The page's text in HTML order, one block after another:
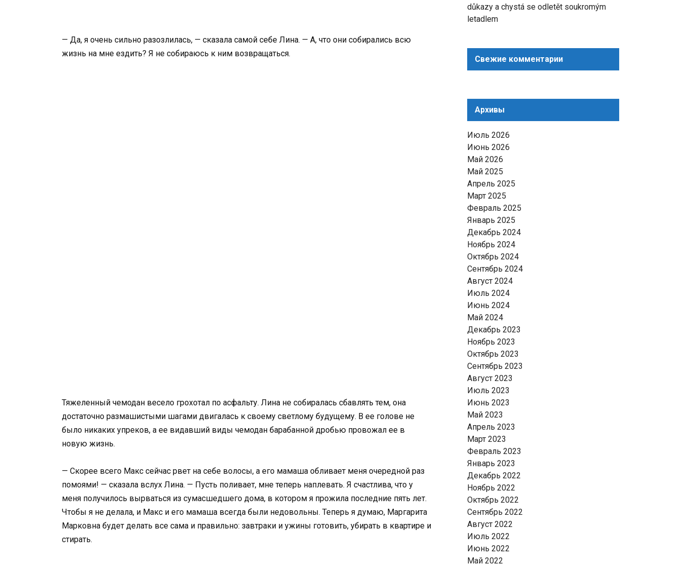
— Да, я очень сильно разозлилась, — сказала самой себе Лина. — А, что они собирались всю
жизнь на мне ездить? Я не собираюсь к ним возвращаться.
Тяжеленный чемодан весело грохотал по асфальту. Лина не собиралась сбавлять тем, она
достаточно размашистыми шагами двигалась к своему светлому будущему. В ее голове не
было никаких упреков, а ее видавший виды чемодан барабанной дробью провожал ее в
новую жизнь.
— Скорее всего Макс сейчас рвет на себе волосы, а его мамаша обливает меня очередной раз
помоями! — сказала вслух Лина. — Пусть поливает, мне теперь наплевать. Я счастлива, что у
меня получилось вырваться из сумасшедшего дома, в котором я прожила последние пять лет.
Чтобы я не делала, и Макс и его мамаша всегда были недовольны. Теперь я думаю, Маргарита
Марковна будет делать все сама и правильно: завтраки и ужины готовить, убирать в квартире и
стирать.
důkazy a chystá se odletět soukromým
letadlem
Свежие комментарии
Архивы
Июль 2026
Июнь 2026
Май 2026
Май 2025
Апрель 2025
Март 2025
Февраль 2025
Январь 2025
Декабрь 2024
Ноябрь 2024
Октябрь 2024
Сентябрь 2024
Август 2024
Июль 2024
Июнь 2024
Май 2024
Декабрь 2023
Ноябрь 2023
Октябрь 2023
Сентябрь 2023
Август 2023
Июль 2023
Июнь 2023
Май 2023
Апрель 2023
Март 2023
Февраль 2023
Январь 2023
Декабрь 2022
Ноябрь 2022
Октябрь 2022
Сентябрь 2022
Август 2022
Июль 2022
Июнь 2022
Май 2022